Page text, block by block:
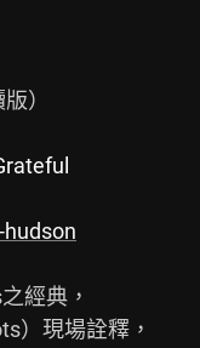
）
經典，
）現場詮釋，